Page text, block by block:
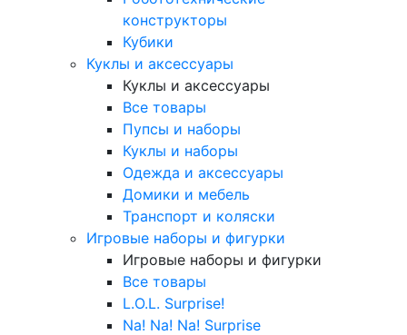
конструкторы
Кубики
Куклы и аксессуары
Куклы и аксессуары
Все товары
Пупсы и наборы
Куклы и наборы
Одежда и аксессуары
Домики и мебель
Транспорт и коляски
Игровые наборы и фигурки
Игровые наборы и фигурки
Все товары
L.O.L. Surprise!
Na! Na! Na! Surprise